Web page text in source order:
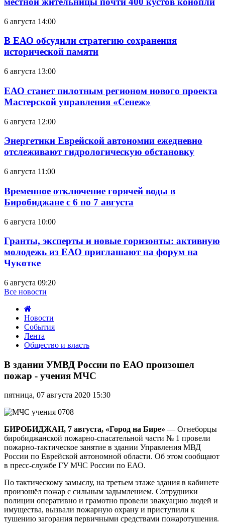
6 августа 14:00
В ЕАО обсудили стратегию сохранения
исторической памяти
6 августа 13:00
ЕАО станет пилотным регионом нового проекта
Мастерской управления «Сенеж»
6 августа 12:00
Энергетики Еврейской автономии ежедневно
отслеживают гидрологическую обстановку
6 августа 11:00
Временное отключение горячей воды в
Биробиджане с 6 по 7 августа
6 августа 10:00
Гранты, эксперты и новые горизонты: активную
молодежь из ЕАО приглашают на форум на
Чукотке
6 августа 09:20
Все новости
Новости
События
Лента
Общество и власть
здании
России
ЕАО
произошел
пожар
-
учения
МЧС
В здании УМВД России по ЕАО произошел
пожар - учения МЧС
пятница, 07 августа 2020 15:30
БИРОБИДЖАН, 7 августа, «Город на Бире» — Огнеборцы
биробиджанской пожарно-спасательной части № 1 провели
пожарно-тактическое занятие в здании Управления МВД
России по Еврейской автономной области. Об этом сообщают
в пресс-службе ГУМЧС России по ЕАО.
По тактическому замыслу, на третьем этаже здания в кабинете
произошёл пожар с сильным задымлением. Сотрудники
полиции оперативно и грамотно провели эвакуацию людей и
имущества, вызвали пожарную охрану и приступили к
тушению загорания первичными средствами пожаротушения.